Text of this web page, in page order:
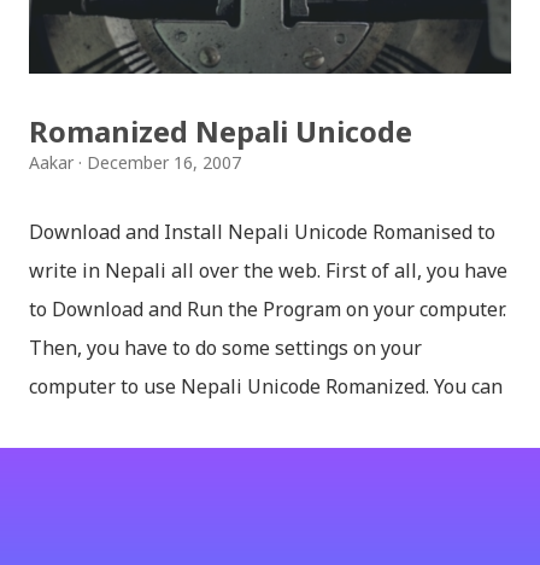
थिम छान्न सकिन्छ । डार्क तथा लाइट गरेर हाललाई दुई डिजाइनमा
किबोर्ड थिम उपलब्ध छ । चलनचल्तिको “ब...
Romanized Nepali Unicode
Aakar December 16, 2007
Download and Install Nepali Unicode Romanised to
write in Nepali all over the web. First of all, you have
to Download and Run the Program on your computer.
Then, you have to do some settings on your
computer to use Nepali Unicode Romanized. You can